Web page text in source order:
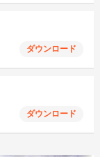
ダウンロード
ダウンロード